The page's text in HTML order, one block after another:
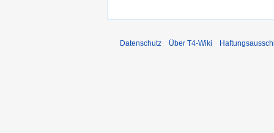
Datenschutz Über T4-Wiki